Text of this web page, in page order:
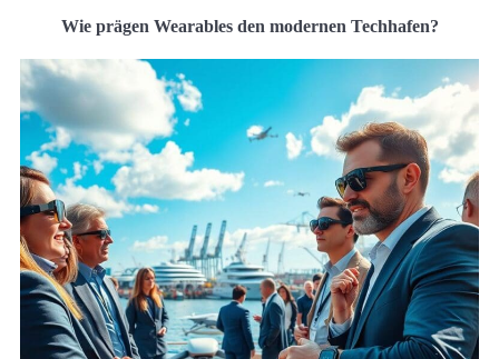
Wie prägen Wearables den modernen Techhafen?